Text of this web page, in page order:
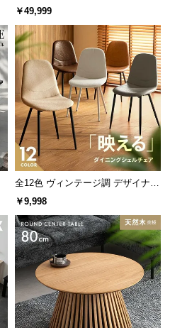
人掛けソファベッド リクライニン
￥49,999
全12色 ヴィンテージ調 デザイナー
ズシェルチェア
￥9,998